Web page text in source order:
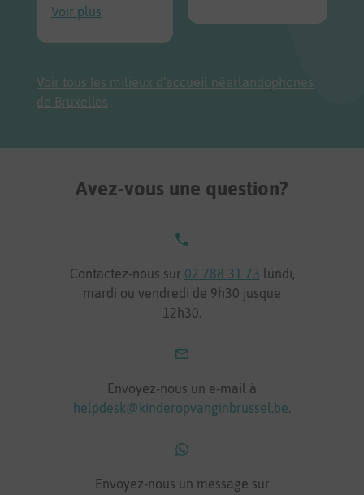
Voir plus
Voir tous les milieux d’accueil néerlandophones
de Bruxelles
Avez-vous une question?
Contactez-nous sur 02 788 31 73 lundi,
mardi ou vendredi de 9h30 jusque
12h30.
Envoyez-nous un e-mail à
helpdesk@kinderopvanginbrussel.be.
Envoyez-nous un message sur